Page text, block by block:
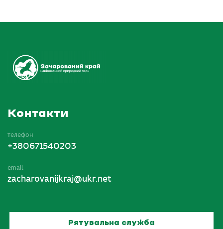
Контакти
телефон
+380671540203
email
zacharovanijkraj@ukr.net
Рятувальна служба